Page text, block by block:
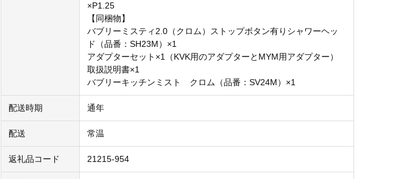
×P1.25
【同梱物】
バブリーミスティ2.0（クロム）ストップボタン有りシャワーヘッ
ド（品番：SH23M）×1
アダプターセット×1（KVK用のアダプターとMYM用アダプター）
取扱説明書×1
バブリーキッチンミスト クロム（品番：SV24M）×1
配送時期 通年
配送 常温
返礼品コード 21215-954